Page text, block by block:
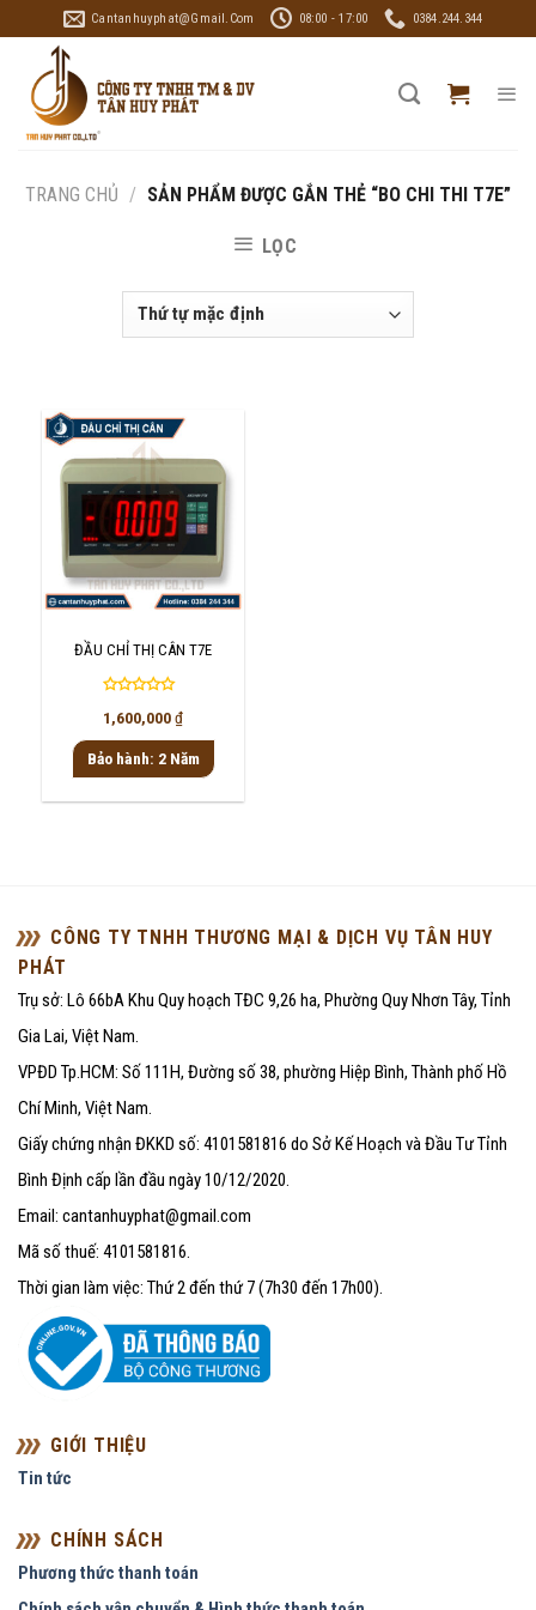
to
content
Cantanhuyphat@gmail.com 08:00 - 17:00 0384.244.344
TRANG CHỦ / SẢN PHẨM ĐƯỢC GẮN THẺ “BO CHI THI T7E”
LỌC
ĐẦU CHỈ THỊ CÂN T7E
Được
xếp
hạng
0
sao
1,600,000₫
Bảo hành: 2 Năm
CÔNG TY TNHH THƯƠNG MẠI & DỊCH VỤ TÂN HUY
PHÁT
Trụ sở: Lô 66bA Khu Quy hoạch TĐC 9,26 ha, Phường Quy Nhơn Tây, Tỉnh
Gia Lai, Việt Nam.
VPĐD Tp.HCM: Số 111H, Đường số 38, phường Hiệp Bình, Thành phố Hồ
Chí Minh, Việt Nam.
Giấy chứng nhận ĐKKD số: 4101581816 do Sở Kế Hoạch và Đầu Tư Tỉnh
Bình Định cấp lần đầu ngày 10/12/2020.
Email: cantanhuyphat@gmail.com
Mã số thuế: 4101581816.
Thời gian làm việc: Thứ 2 đến thứ 7 (7h30 đến 17h00).
GIỚI THIỆU
Tin tức
CHÍNH SÁCH
Phương thức thanh toán